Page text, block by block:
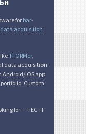
for bar-
data acquisition
TFORMer,
data acquisition
Android/iOS app
portfolio. Custom
for — TEC-IT